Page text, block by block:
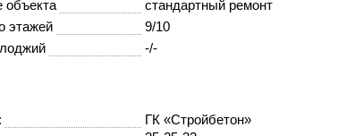
объекта
стандартный ремонт
этажей
9/10
-/-
ГК «Стройбетон»